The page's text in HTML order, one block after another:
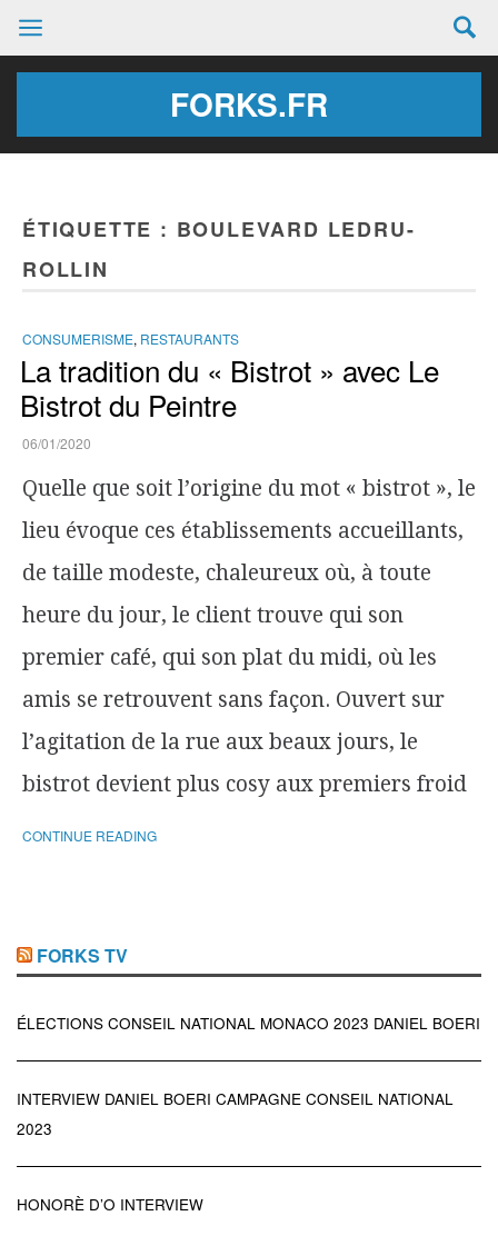
FORKS.FR
ÉTIQUETTE : BOULEVARD LEDRU-
ROLLIN
CONSUMERISME, RESTAURANTS
La tradition du « Bistrot » avec Le
Bistrot du Peintre
06/01/2020
Quelle que soit l’origine du mot « bistrot », le
lieu évoque ces établissements accueillants,
de taille modeste, chaleureux où, à toute
heure du jour, le client trouve qui son
premier café, qui son plat du midi, où les
amis se retrouvent sans façon. Ouvert sur
l’agitation de la rue aux beaux jours, le
bistrot devient plus cosy aux premiers froid
CONTINUE READING
FORKS TV
ÉLECTIONS CONSEIL NATIONAL MONACO 2023 DANIEL BOERI
INTERVIEW DANIEL BOERI CAMPAGNE CONSEIL NATIONAL
2023
HONORÈ D’O INTERVIEW